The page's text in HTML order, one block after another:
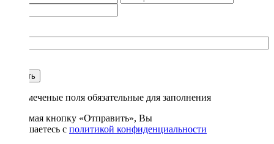
Купить
* - отмеченые поля обязательные для заполнения
Нажимая кнопку «Отправить», Вы
соглашаетесь с политикой конфиденциальности